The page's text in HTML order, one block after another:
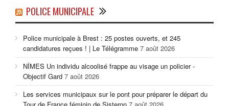
POLICE MUNICIPALE
Police municipale à Brest : 25 postes ouverts, et 245
candidatures reçues ! | Le Télégramme 7 août 2026
NÎMES Un individu alcoolisé frappe au visage un policier -
Objectif Gard 7 août 2026
Les services municipaux sur le pont pour préparer le départ du